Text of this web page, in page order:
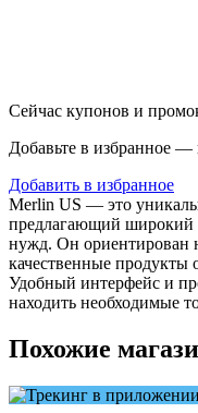
Сейчас купонов и
Добавьте в избранное —
Добавить в избранное
Merlin US — это
предлагающий широкий
нужд. Он ориентирован
качественные продукты
Удобный интерфейс и
находить необходимые
Похожие